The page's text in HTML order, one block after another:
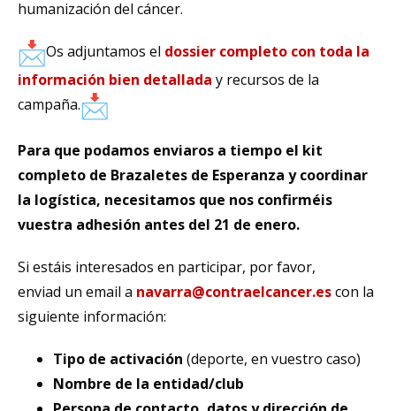
humanización del cáncer.
Os adjuntamos el dossier completo con toda la
información bien detallada y recursos de la
campaña.
Para que podamos enviaros a tiempo el kit
completo de Brazaletes de Esperanza y coordinar
la logística, necesitamos que nos confirméis
vuestra adhesión antes del 21 de enero.
Si estáis interesados en participar, por favor,
enviad un email a navarra@contraelcancer.escon la
siguiente información:
Tipo de activación (deporte, en vuestro caso)
Nombre de la entidad/club